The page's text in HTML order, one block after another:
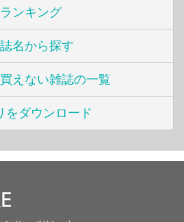
ランキング
名から探す
えない雑誌の一覧
をダウンロード